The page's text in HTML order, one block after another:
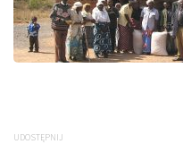
UDOSTĘPNIJ